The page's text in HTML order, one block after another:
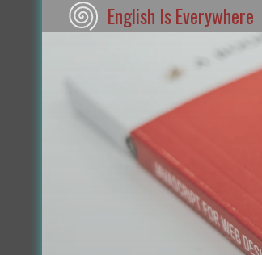
English Is Everywhere